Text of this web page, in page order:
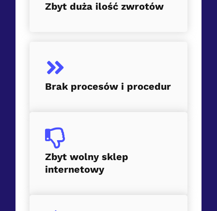
Zbyt duża ilość zwrotów
Brak procesów i procedur
Zbyt wolny sklep
internetowy